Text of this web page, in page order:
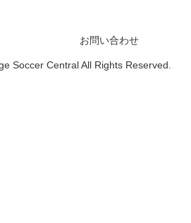
お問い合わせ
Soccer Central All Rights Reserved.